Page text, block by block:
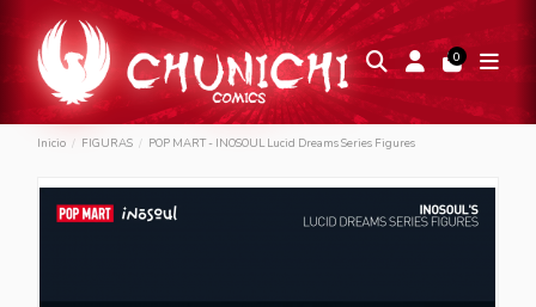
0
Inicio FIGURAS POP MART - INOSOUL Lucid Dreams Series Figures